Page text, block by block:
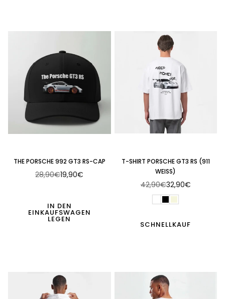
THE PORSCHE 992 GT3 RS-CAP
Normaler
28,90€19,90€
IN DEN
EINKAUFSWAGEN
LEGEN
T-SHIRT PORSCHE GT3 RS (911
WEISS)
Normaler
Preis
42,90€32,90€
SCHNELLKAUF